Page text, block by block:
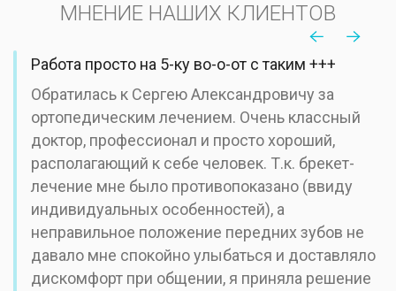
МНЕНИЕ НАШИХ КЛИЕНТОВ
Работа просто на 5-ку во-о-от с таким +++
Обратилась к Сергею Александровичу за
ортопедическим лечением. Очень классный
доктор, профессионал и просто хороший,
располагающий к себе человек. Т.к. брекет-
лечение мне было противопоказано (ввиду
индивидуальных особенностей), а
неправильное положение передних зубов не
давало мне спокойно улыбаться и доставляло
дискомфорт при общении, я приняла решение